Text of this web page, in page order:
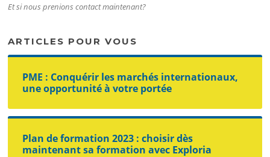
Et si nous prenions contact maintenant?
ARTICLES POUR VOUS
PME : Conquérir les marchés internationaux,
une opportunité à votre portée
Plan de formation 2023 : choisir dès
maintenant sa formation avec Exploria